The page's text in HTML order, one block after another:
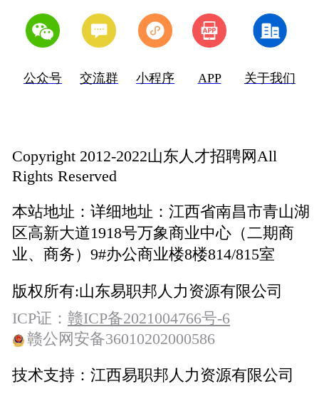
公众号 交流群 小程序 APP 关于我们
Copyright 2012-2022山东人才招聘网All
Rights Reserved
本站地址： 详细地址：江西省南昌市青山湖
区高新大道1918号万象商业中心（二期商
业、商务）9#办公商业楼8楼814/815室
版权所有:山东易职邦人力资源有限公司
ICP证： 赣ICP备2021004766号-6
赣公网安备36010202000586
技术支持： 江西易职邦人力资源有限公司